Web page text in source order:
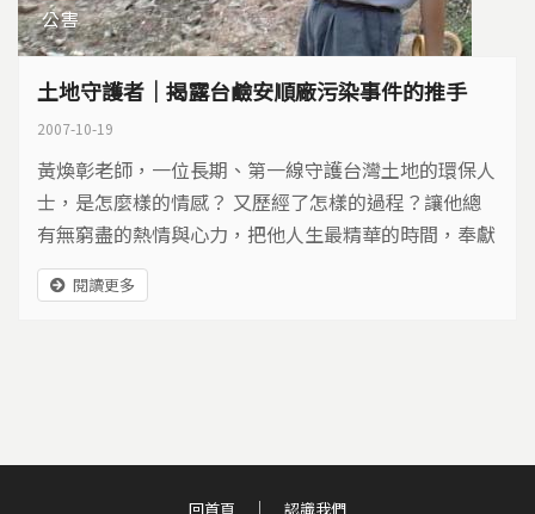
公害
土地守護者｜揭露台鹼安順廠污染事件的推手
2007-10-19
黃煥彰老師，一位長期、第一線守護台灣土地的環保人
士，是怎麼樣的情感？ 又歷經了怎樣的過程？讓他總
有無窮盡的熱情與心力，把他人生最精華的時間，奉獻
給台灣這片土地…
閱讀更多
回首頁 認識我們